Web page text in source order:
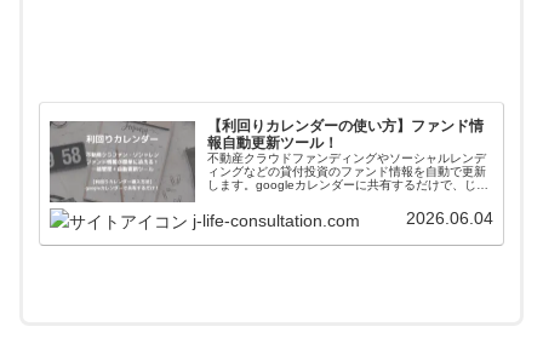
【利回りカレンダーの使い方】ファンド情
報自動更新ツール！
不動産クラウドファンディングやソーシャルレンデ
ィングなどの貸付投資のファンド情報を自動で更新
します。googleカレンダーに共有するだけで、じぇ
自動更新されます。使い方や導入方法を解説してい
ます。
j-life-consultation.com 2026.06.04